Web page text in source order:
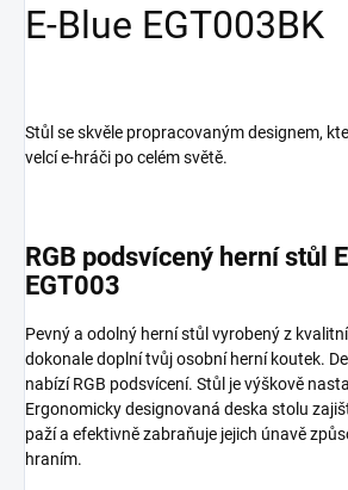
E-Blue EGT003BK
Stůl se skvěle propracovaným designem,
velcí e-hráči po celém světě.
RGB podsvícený herní stůl
EGT003
Pevný a odolný herní stůl vyrobený z
dokonale doplní tvůj osobní herní koutek.
nabízí RGB podsvícení. Stůl je výškově
Ergonomicky designovaná deska stolu
paží a efektivně zabraňuje jejich únavě
hraním.